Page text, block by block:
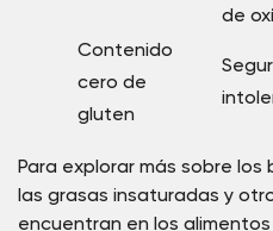
de
Contenido
cero de
gluten
Para explorar más sobre
las grasas insaturadas y
encuentran en los